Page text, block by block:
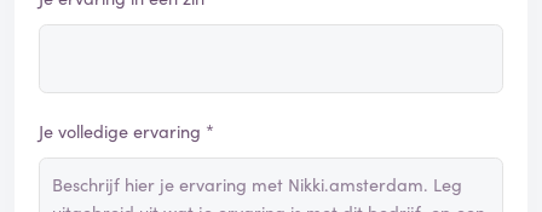
Je volledige ervaring *